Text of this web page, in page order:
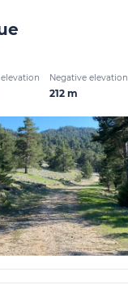
Negative elevation
212 m